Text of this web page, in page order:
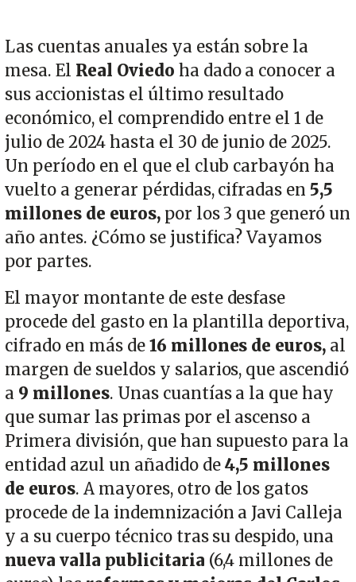
Las cuentas anuales ya están sobre la
mesa. El Real Oviedo ha dado a conocer a
sus accionistas el último resultado
económico, el comprendido entre el 1 de
julio de 2024 hasta el 30 de junio de 2025.
Un período en el que el club carbayón ha
vuelto a generar pérdidas, cifradas en 5,5
millones de euros, por los 3 que generó un
año antes. ¿Cómo se justifica? Vayamos
por partes.
El mayor montante de este desfase
procede del gasto en la plantilla deportiva,
cifrado en más de16 millones de euros, al
margen de sueldos y salarios, que ascendió
a9 millones. Unas cuantías a la que hay
que sumar las primas por el ascenso a
Primera división, que han supuesto para la
entidad azul un añadido de4,5 millones
de euros. A mayores, otro de los gatos
procede de la indemnización a Javi Calleja
y a su cuerpo técnico tras su despido, una
nueva valla publicitaria (6,4 millones de